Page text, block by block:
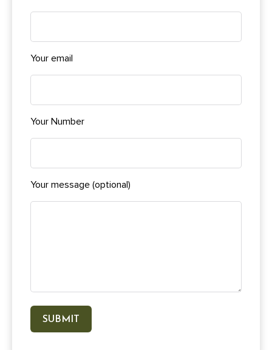
Your email
Your Number
Your message (optional)